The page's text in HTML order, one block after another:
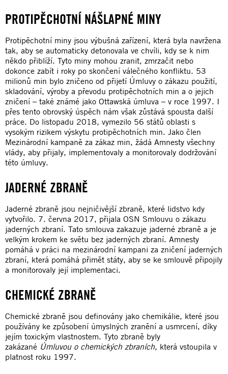
PROTIPĚCHOTNÍ NÁŠLAPNÉ MINY
Protipěchotní miny jsou výbušná zařízení, která byla navržena
tak, aby se automaticky detonovala ve chvíli, kdy se k nim
někdo přiblíží. Tyto miny mohou zranit, zmrzačit nebo
dokonce zabít i roky po skončení válečného konfliktu. 53
milionů min bylo zničeno od přijetí Úmluvy o zákazu použití,
skladování, výroby a převodu protipěchotních min a o jejich
zničení – také známé jako Ottawská úmluva – v roce 1997. I
přes tento obrovský úspěch nám však zůstává spousta další
práce. Do listopadu 2018, vymezilo 56 států oblasti s
vysokým rizikem výskytu protipěchotních min. Jako člen
Mezinárodní kampaně za zákaz min, žádá Amnesty všechny
vlády, aby přijaly, implementovaly a monitorovaly dodržování
této úmluvy.
JADERNÉ ZBRANĚ
Jaderné zbraně jsou nejničivější zbraně, které lidstvo kdy
vytvořilo. 7. června 2017, přijala OSN Smlouvu o zákazu
jaderných zbraní. Tato smlouva zakazuje jaderné zbraně a je
velkým krokem ke světu bez jaderných zbraní. Amnesty
pomáhá v práci na mezinárodní kampani za zničení jaderných
zbraní, která pomáhá přimět státy, aby se ke smlouvě připojily
a monitorovaly její implementaci.
CHEMICKÉ ZBRANĚ
Chemické zbraně jsou definovány jako chemikálie, které jsou
používány ke způsobení úmyslných zranění a usmrcení, díky
jejím toxickým vlastnostem. Tyto zbraně byly
zakázané Úmluvou o chemických zbraních, která vstoupila v
platnost roku 1997.